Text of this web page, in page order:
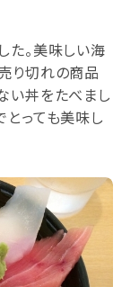
た。美味しい海
り切れの商品
い丼をたべまし
とっても美味し